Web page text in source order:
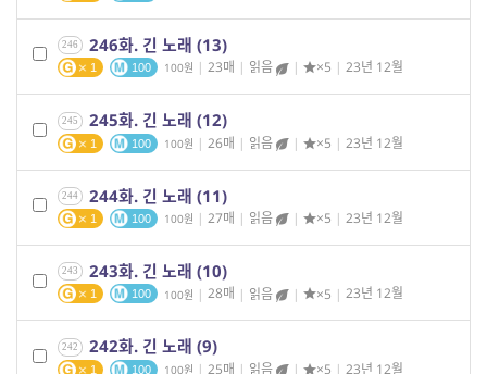
246 246화. 긴 노래 (13)
1 100 100 | 23매 | 읽음 | ×5 | 23년 12월
245 245화. 긴 노래 (12)
1 100 100 | 26매 | 읽음 | ×5 | 23년 12월
244 244화. 긴 노래 (11)
1 100 100 | 27매 | 읽음 | ×5 | 23년 12월
243 243화. 긴 노래 (10)
1 100 100 | 28매 | 읽음 | ×5 | 23년 12월
242 242화. 긴 노래 (9)
1 100 100 | 25매 | 읽음 | ×5 | 23년 12월